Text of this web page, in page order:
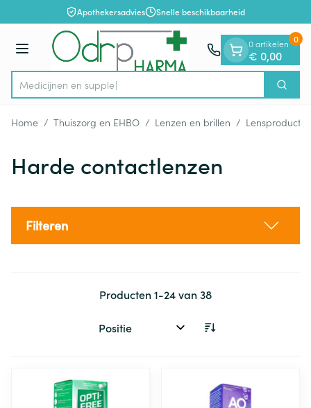
Ga naar de inhoudApothekersadvies Snelle beschikbaarheid
Menu
Product, merk, categorie...
Me Zoek
0 artikelen
€ 0,00
0
Home / Thuiszorg en EHBO / Lenzen en brillen / Lensproducten
Harde contactlenzen
Filteren
Producten1-24van38
Sorteer op: